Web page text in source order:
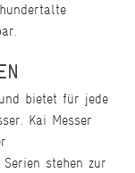
bietet für jede
Kai Messer
stehen zur